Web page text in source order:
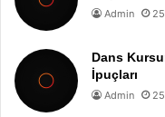
Admin
Dans
İpuçları
Admin